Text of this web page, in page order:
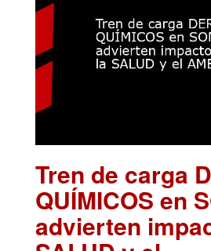
Tren de carga
QUÍMICOS en
advierten